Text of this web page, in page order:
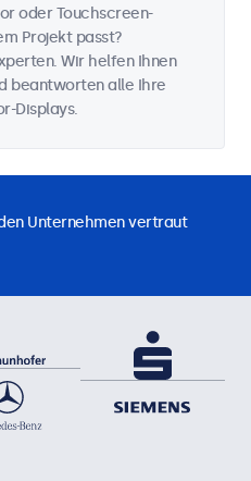
oder Touchscreen-
Projekt passt?
Wir helfen Ihnen
beantworten alle Ihre
Displays.
Unternehmen vertraut